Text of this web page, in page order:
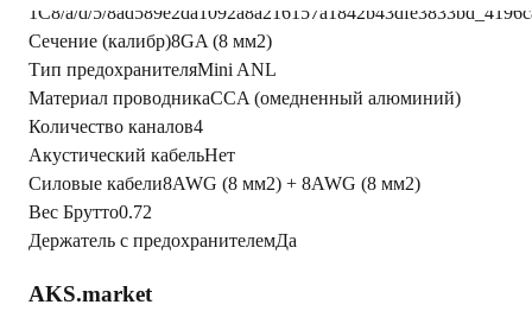
1С8/a/d/5/
Сечение (калибр)8GA (8 мм2)
Тип предохранителяMini ANL
Материал проводникаCCA (омедненный алюминий)
Количество каналов4
Акустический кабельНет
Силовые кабели8AWG (8 мм2) + 8AWG (8 мм2)
Вес Брутто0.72
Держатель с предохранителемДа
AKS.market